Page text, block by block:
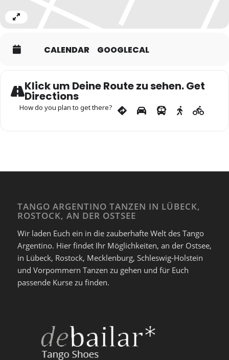
CALENDAR GOOGLECAL
Klick um Deine Route zu sehen. Get
Directions
How do you plan to get there?
TANGO ARGENTINO TANZEN IN LÜBECK,
ROSTOCK, AN DER OSTSEE
Wir laden Euch ein in die zauberhafte Welt des Tango
Argentino. Hier findet Ihr Möglichkeiten, an der Ostsee,
in Lübeck, Rostock, Mecklenburg, Schleswig-Holstein
und Vorpommern Tanzen zu gehen und für Euch
passende Kurse zu finden.